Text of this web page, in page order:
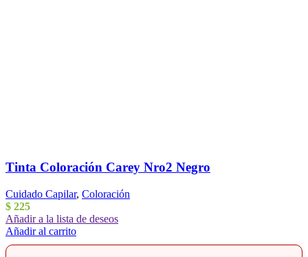
Tinta Coloración Carey Nro2 Negro
Cuidado Capilar, Coloración
$ 225
Añadir a la lista de deseos
Añadir al carrito